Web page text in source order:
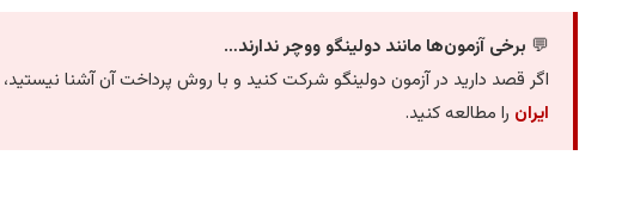
💬 برخی آزمون‌ها مانند دولینگو ووچر ندارند…
اگر قصد دارید در آزمون دولینگو شرکت کنید و با روش پرداخت آن آشنا نیستید،
ایران را مطالعه کنید.